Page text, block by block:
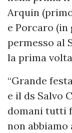
Arquin
e Porcaro (in
permesso al
la prima
“Grande
e il ds Salvo
domani tutti
non abbiamo